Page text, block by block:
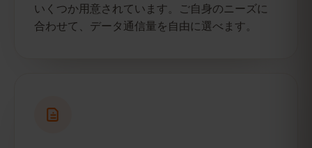
いくつか用意されています。ご自身のニーズに
合わせて、データ通信量を自由に選べます。